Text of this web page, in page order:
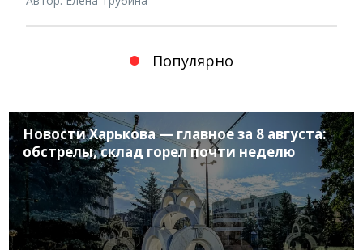
Популярно
Новости Харькова — главное за 8 августа:
обстрелы, склад горел почти неделю